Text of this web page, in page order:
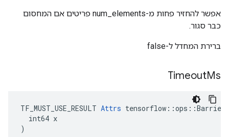
אפשר להחזיר פחות מ-num_elements פריטים אם המחסום
כבר סגור.
ברירת המחדל ל-false
TimeoutMs
TF_MUST_USE_RESULT Attrs
  int64 x
)